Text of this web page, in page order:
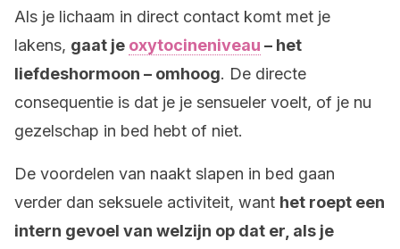
Als je lichaam in direct contact komt met je
lakens, gaat je oxytocineniveau – het
liefdeshormoon – omhoog. De directe
consequentie is dat je je sensueler voelt, of je nu
gezelschap in bed hebt of niet.
De voordelen van naakt slapen in bed gaan
verder dan seksuele activiteit, want het roept een
intern gevoel van welzijn op dat er, als je